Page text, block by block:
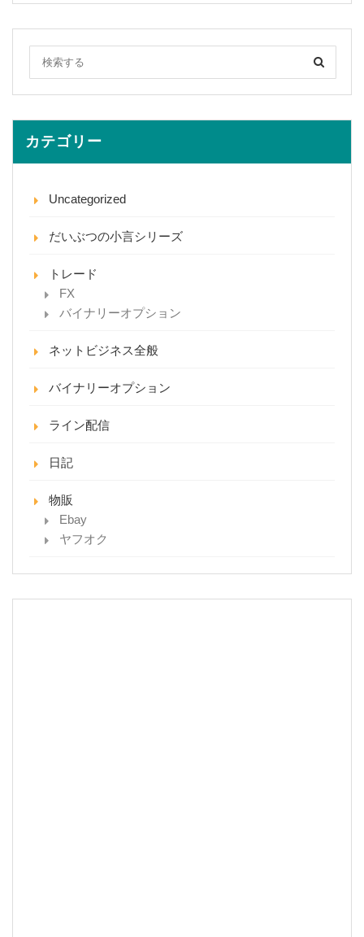
カテゴリー
Uncategorized
だいぶつの小言シリーズ
トレード
FX
バイナリーオプション
ネットビジネス全般
バイナリーオプション
ライン配信
日記
物販
Ebay
ヤフオク